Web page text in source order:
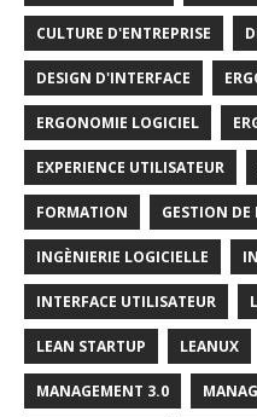
CULTURE D'ENTREPRISE
DESIGN D'INTERFACE
ERGONOMIE LOGICIEL
EXPERIENCE UTILISATEUR
FORMATION GESTION DE
INGÈNIERIE LOGICIELLE
INTERFACE UTILISATEUR
LEAN STARTUP LEANUX
MANAGEMENT 3.0